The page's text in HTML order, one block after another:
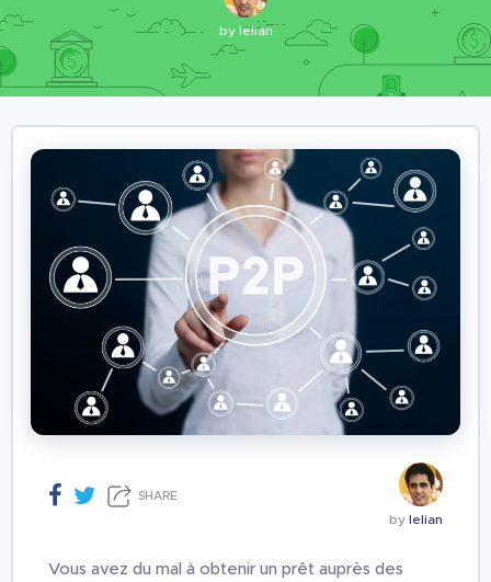
by lelian
SHARE
by lelian
Vous avez du mal à obtenir un prêt auprès des